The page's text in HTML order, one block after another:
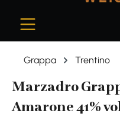
Grappa Trentino
Marzadro
Amarone 41%